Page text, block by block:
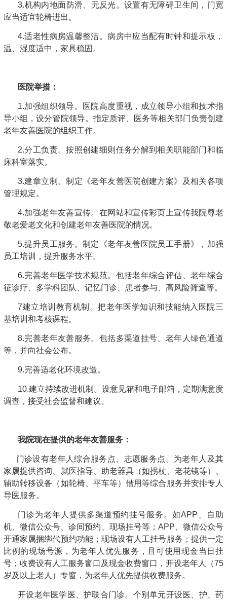
3.机构内地面防滑、无反光。设置有无障碍卫生间，门宽
应当适宜轮椅进出。
4.适老性病房温馨整洁。病房中应当配有时钟和提示板，
温、湿度适中，家具稳固。
医院举措：
1.加强组织领导。医院高度重视，成立领导小组和技术指
导小组，设分管院领导。指定质评、医务等相关部门负责创建
老年友善医院的组织工作。
2.分工负责。按照创建细则任务分解到相关职能部门和临
床科室落实。
3.建章立制。制定《老年友善医院创建方案》及相关各项
管理规定。
4.加强老年友善宣传。在网站和宣传彩页上宣传我院尊老
敬老爱老文化和创建老年友善医院的情况。
5.提升员工服务。制定《老年友善医院员工手册》，加强
员工培训，提升服务水平。
6.完善老年医学技术规范。包括老年综合评估、老年综合
征诊疗、多学科团队、记忆门诊、患者参与、高风险筛查等。
7建立培训教育机制。把老年医学知识和技能纳入医院三
基培训和考核课程。
8.完善老年友善服务。包括多渠道挂号、老年人绿色通道
等，并向社会公布。
9.完善适老化环境改造。
10.建立持续改进机制。设意见箱和电子邮箱，定期满意度
调查，接受社会监督和建议。
我院现在提供的老年友善服务：
门诊设有老年人综合服务点、志愿服务点。为老年人及其
家属提供咨询、就医指导、助老器具（如拐杖、老花镜等）、
辅助转移设备（如轮椅、平车等）借用等综合服务并安排专人
导医服务。
门诊为老年人提供多渠道预约挂号服务。如APP、自助
机、微信公众号、诊间预约、现场挂号等；APP、微信公众号
开通家属捆绑代预约功能；现场设有人工挂号服务；提供一定
比例的现场号源，为老年人优先服务，且可使用现金当日挂
号；收费设有人工服务窗口及现金收费窗口，开设老年人（75
岁及以上老人）专窗，为老年人优先提供收费服务。
开设老年医学医、护联合门诊。个别单元开设医、护、药